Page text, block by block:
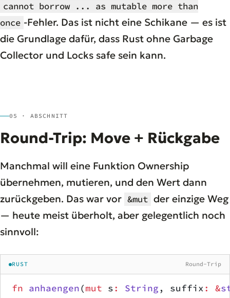
cannot borrow ... as mutable more than
once -Fehler. Das ist nicht eine Schikane — es ist
die Grundlage dafür, dass Rust ohne Garbage
Collector und Locks safe sein kann.
05 · ABSCHNITT
Round-Trip: Move + Rückgabe
Manchmal will eine Funktion Ownership
übernehmen, mutieren, und den Wert dann
zurückgeben. Das war vor &mut der einzige Weg
— heute meist überholt, aber gelegentlich noch
sinnvoll:
RUST Round-Trip
fn anhaengen(mut s: String, suffix: &